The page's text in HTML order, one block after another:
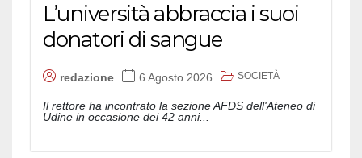
L’università abbraccia i suoi
donatori di sangue
redazione 6 Agosto 2026 SOCIETÀ
Il rettore ha incontrato la sezione AFDS dell'Ateneo di
Udine in occasione dei 42 anni...